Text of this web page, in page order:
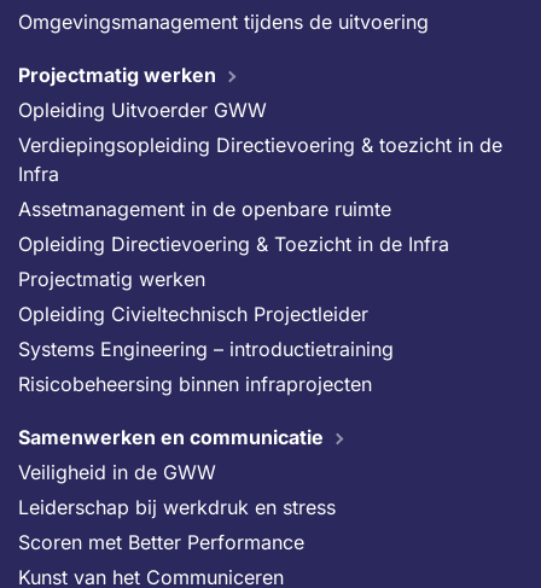
Omgevingsmanagement tijdens de uitvoering
Projectmatig werken
Opleiding Uitvoerder GWW
Verdiepingsopleiding Directievoering & toezicht in de
Infra
Assetmanagement in de openbare ruimte
Opleiding Directievoering & Toezicht in de Infra
Projectmatig werken
Opleiding Civieltechnisch Projectleider
Systems Engineering – introductietraining
Risicobeheersing binnen infraprojecten
Samenwerken en communicatie
Veiligheid in de GWW
Leiderschap bij werkdruk en stress
Scoren met Better Performance
Kunst van het Communiceren